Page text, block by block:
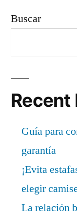
Buscar
Recent
Guía para
garantía
¡Evita
elegir
La relación